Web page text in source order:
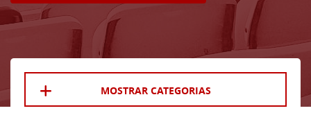
MOSTRAR CATEGORIAS